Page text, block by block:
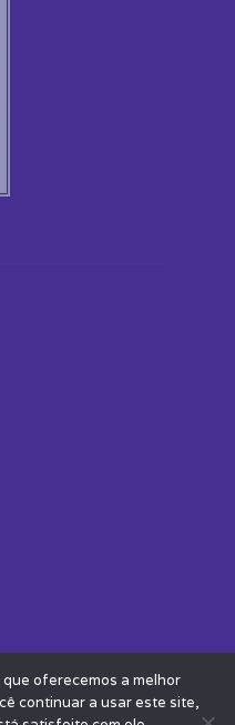
oferecemos a melhor
continuar a usar este site,